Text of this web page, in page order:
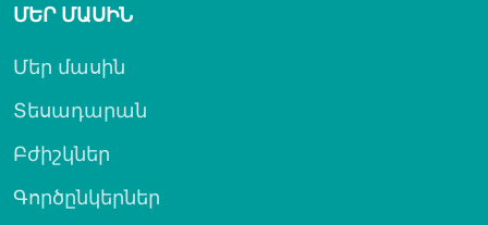
ՄԵՐ ՄԱՍԻՆ
Մեր մասին
Տեսադարան
Բժիշկներ
Գործընկերներ